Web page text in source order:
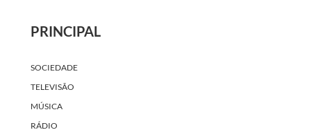
PRINCIPAL
SOCIEDADE
TELEVISÃO
MÚSICA
RÁDIO